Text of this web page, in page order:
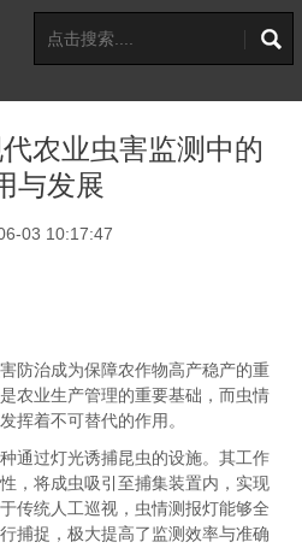
农业虫害监测中的
与发展
03 10:17:47
防治成为保障农作物高产稳产的重
农业生产管理的重要基础，而虫情
挥着不可替代的作用。
通过灯光诱捕昆虫的设施。其工作
，将成虫吸引至捕集装置内，实现
传统人工巡视，虫情测报灯能够全
捕捉，极大提高了监测效率与准确